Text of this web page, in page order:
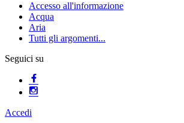
Accesso all'informazione
Acqua
Aria
Tutti gli argomenti...
Seguici su
Accedi